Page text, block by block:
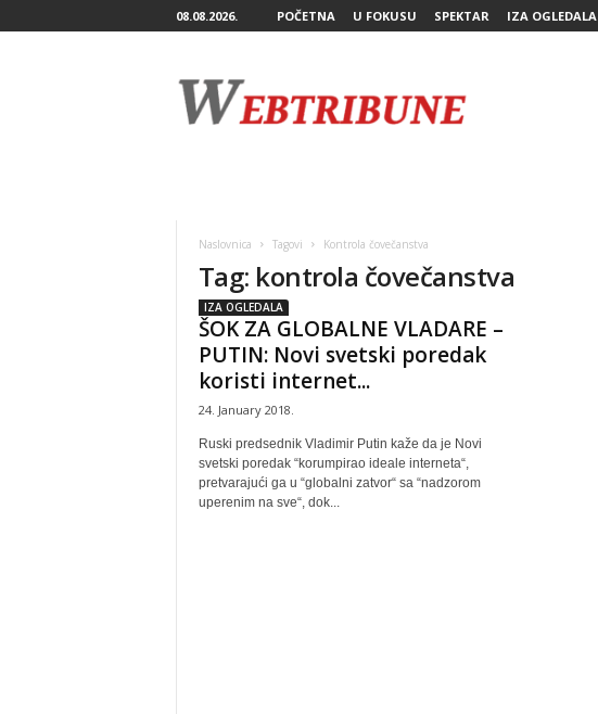
08.08.2026. POČETNA U FOKUSU SPEKTAR IZA OGLEDALA
Naslovnica Tagovi Kontrola čovečanstva
Tag: kontrola čovečanstva
IZA OGLEDALA
ŠOK ZA GLOBALNE VLADARE –
PUTIN: Novi svetski poredak
koristi internet...
24. January 2018.
Ruski predsednik Vladimir Putin kaže da je Novi
svetski poredak “korumpirao ideale interneta“,
pretvarajući ga u “globalni zatvor“ sa “nadzorom
uperenim na sve“, dok...